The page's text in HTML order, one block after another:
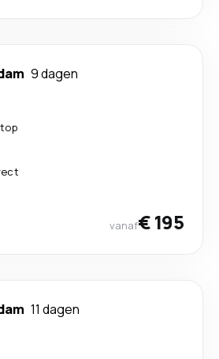
9 dagen
vanaf€ 195
11 dagen